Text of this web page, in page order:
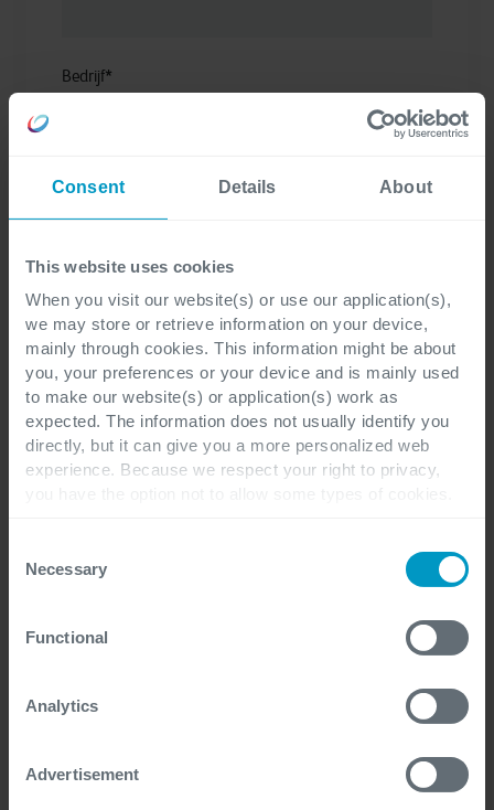
Consent Details About
This website uses cookies
When you visit our website(s) or use our application(s),
we may store or retrieve information on your device,
mainly through cookies. This information might be about
you, your preferences or your device and is mainly used
to make our website(s) or application(s) work as
expected. The information does not usually identify you
directly, but it can give you a more personalized web
experience. Because we respect your right to privacy,
you disable certain cookies, you should be aware that
certain website or application elements may be impacted
services we are able to offer.
Selection
Necessary
Functional
Analytics
Advertisement
Bedrijf*
Uw vraag*
Ik heb de privacyverklaring gelezen en
vraag en/of om contact met mij op te
diensten.